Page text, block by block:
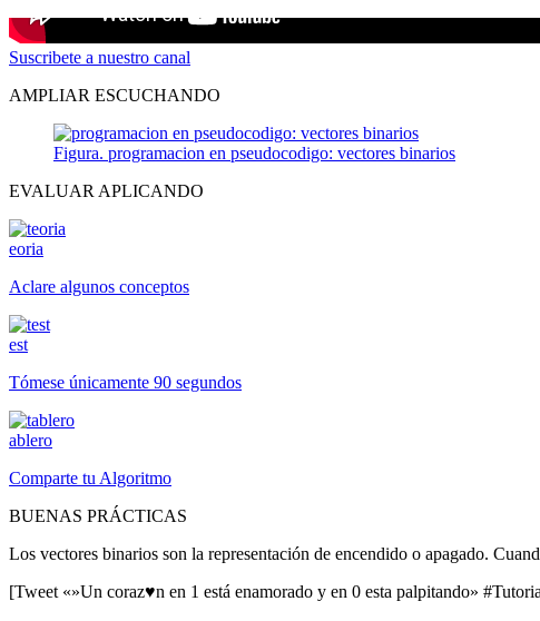
Suscribete a nuestro canal
AMPLIAR ESCUCHANDO
Figura. programacion en pseudocodigo: vectores binarios
EVALUAR APLICANDO
eoria
Aclare algunos conceptos
est
Tómese únicamente 90 segundos
ablero
Comparte tu Algoritmo
BUENAS PRÁCTICAS
Los vectores binarios son la representación de encendido o apagado.
[Tweet «»Un coraz♥n en 1 está enamorado y en 0 esta palpitando»